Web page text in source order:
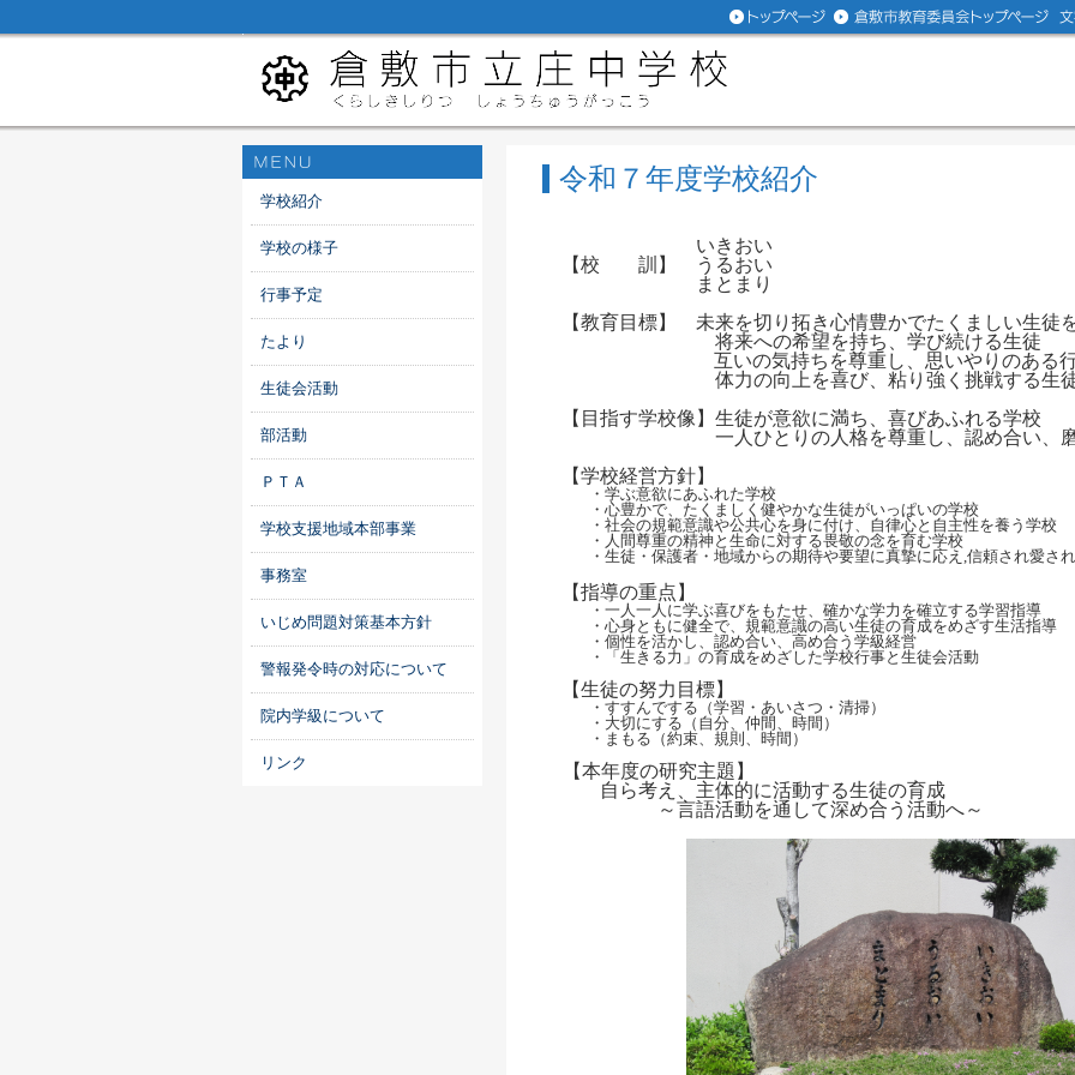
学校紹介
学校の様子
行事予定
たより
生徒会活動
部活動
ＰＴＡ
学校支援地域本部事業
事務室
いじめ問題対策基本方針
警報発令時の対応について
院内学級について
リンク
令和７年度学校紹介
いきおい
【校 訓】 うるおい
まとまり
【教育目標】 未来を切り拓き心情豊かでたくましい生徒
将来への希望を持ち、学び続ける生徒
互いの気持ちを尊重し、思いやりのある
体力の向上を喜び、粘り強く挑戦する生
【目指す学校像】生徒が意欲に満ち、喜びあふれる学校
一人ひとりの人格を尊重し、認め合い、磨
【学校経営方針】
・学ぶ意欲にあふれた学校
・心豊かで、たくましく健やかな生徒がいっぱいの学校
・社会の規範意識や公共心を身に付け、自律心と自主性を養う学校
・人間尊重の精神と生命に対する畏敬の念を育む学校
・生徒・保護者・地域からの期待や要望に真摯に応え,信頼され愛さ
【指導の重点】
・一人一人に学ぶ喜びをもたせ、確かな学力を確立する学習指導
・心身ともに健全で、規範意識の高い生徒の育成をめざす生活指導
・個性を活かし、認め合い、高め合う学級経営
・「生きる力」の育成をめざした学校行事と生徒会活動
【生徒の努力目標】
・すすんでする（学習・あいさつ・清掃）
・大切にする（自分、仲間、時間）
・まもる（約束、規則、時間）
【本年度の研究主題】
自ら考え、主体的に活動する生徒の育成
～言語活動を通して深め合う活動へ～